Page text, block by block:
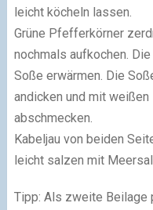
leicht köcheln lassen.
Grüne Pfefferkörner
nochmals aufkochen.
Soße erwärmen. Die
andicken und mit
abschmecken.
Kabeljau von beiden
leicht salzen mit
Tipp: Als zweite Beilage